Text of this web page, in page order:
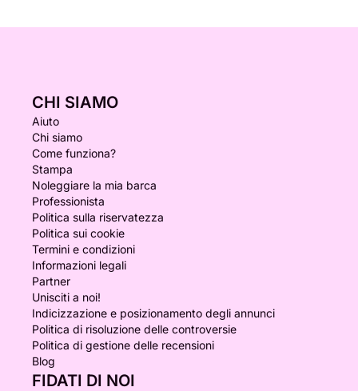
CHI SIAMO
Aiuto
Chi siamo
Come funziona?
Stampa
Noleggiare la mia barca
Professionista
Politica sulla riservatezza
Politica sui cookie
Termini e condizioni
Informazioni legali
Partner
Unisciti a noi!
Indicizzazione e posizionamento degli annunci
Politica di risoluzione delle controversie
Politica di gestione delle recensioni
Blog
FIDATI DI NOI